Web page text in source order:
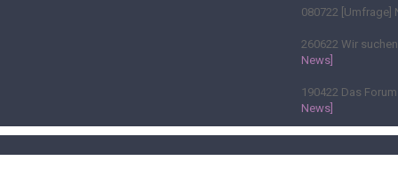
080722 [Umfrage]
260622 Wir
News]
190422 Das
News]